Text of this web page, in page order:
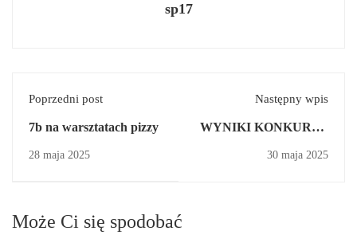
sp17
Poprzedni post
7b na warsztatach pizzy
28 maja 2025
Następny wpis
WYNIKI KONKURSU
30 maja 2025
Może Ci się spodobać